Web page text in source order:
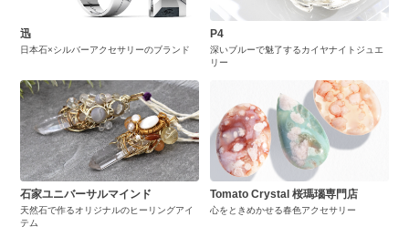
迅
日本石×シルバーアクセサリーのブランド
P4
深いブルーで魅了するカイヤナイトジュエ
リー
石家ユニバーサルマインド
天然石で作るオリジナルのヒーリングアイ
テム
Tomato Crystal 桜瑪瑙専門店
心をときめかせる春色アクセサリー